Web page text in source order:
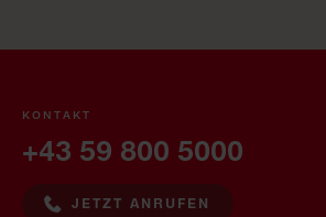
KONTAKT
+43 59 800 5000
JETZT ANRUFEN